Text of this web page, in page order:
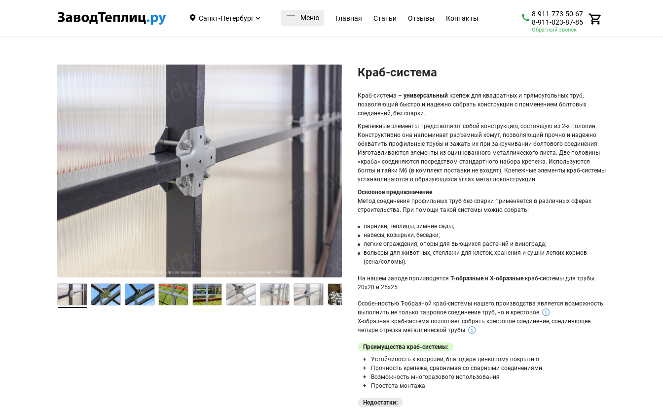
Санкт-Петербург Меню Главная Статьи Отзывы Контакты
8-911-773-50-67
8-911-023-87-85
Обратный звонок
Краб-система
Краб-система –универсальный крепеж для квадратных и прямоугольных труб,
позволяющий быстро и надежно собрать конструкции с применением болтовых
соединений, без сварки.
Крепежные элементы представляют собой конструкцию, состоящую из 2-х половин.
Конструктивно она напоминает разъемный хомут, позволяющий прочно и надежно
обхватить профильные трубы и зажать их при закручивании болтового соединения.
Изготавливаются элементы из оцинкованного металлического листа. Две половины
«краба» соединяются посредством стандартного набора крепежа. Используются
болты и гайки М6 (в комплект поставки не входят). Крепежные элементы краб-системы
устанавливаются в образующихся углах металлоконструкции.
Основное предназначение
Метод соединения профильных труб без сварки применяется в различных сферах
строительства. При помощи такой системы можно собрать:
парники, теплицы, зимние сады;
навесы, козырьки, беседки;
легкие ограждения, опоры для вьющихся растений и винограда;
вольеры для животных, стеллажи для клеток, хранения и сушки легких кормов
(сена/соломы).
На нашем заводе производятсяТ-образныеиХ-образныекраб-системы для трубы
20х20 и 25х25.
Особенностью Т-образной краб-системы нашего производства является возможность
выполнить не только тавровое соединение труб, но и крестовое.
Х-образная краб-система позволяет собрать крестовое соединение, соединяющее
четыре отрезка металлической трубы.
Преимущества краб-системы:
Устойчивость к коррозии, благодаря цинковому покрытию
Прочность крепежа, сравнимая со сварными соединениями
Возможность многоразового использования
Простота монтажа
Недостатки: